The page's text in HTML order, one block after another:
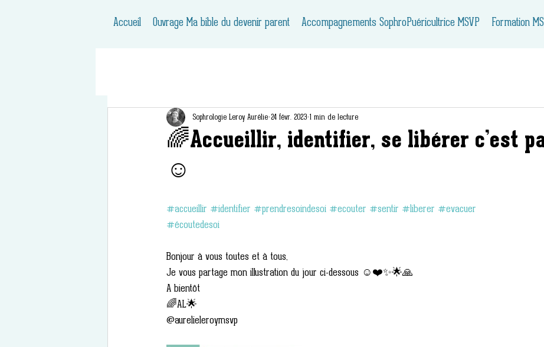
Accueil Ouvrage Ma bible du devenir parent Accompagnements SophroPuéricultrice MSVP Formation
🌈Accueillir, identifier, se libérer c’est
☺️
Sophrologie Leroy Aurélie 24 févr. 2023 1 min de lecture
#accueillir #identifier #prendresoindesoi #ecouter #sentir #liberer #evacuer
#écoutedesoi
Bonjour à vous toutes et à tous,
Je vous partage mon illustration du jour ci-dessous ☺️❤️✨🌟🙏
A bientôt
🌈AL🌟
@aurelieleroymsvp